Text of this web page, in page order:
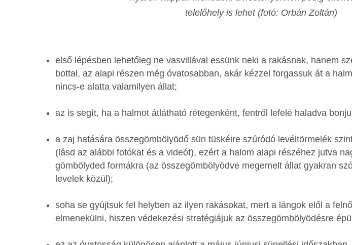
telelőhely is lehet (fotó: Orbán Zoltán)
első lépésben lehetőleg ne vasvillával essünk neki a rakásnak, hanem
bottal, az alapi részen még óvatosabban, akár kézzel forgassuk át a
nincs-e alatta valamilyen állat;
az is segít, ha a halmot átlátható rétegenként, fentről lefelé haladva
a zaj hatására összegömbölyödő sün tüskéire szúródó levéltörmelék
(lásd az alábbi fotókat és a videót), ezért a halom alapi részéhez jutva
gömbölyded formákra (az összegömbölyödve megemelt állat gyakran
levelek közül);
soha se gyújtsuk fel helyben az ilyen rakásokat, mert a lángok elől a
elmenekülni, hiszen védekezési stratégiájuk az összegömbölyödésre